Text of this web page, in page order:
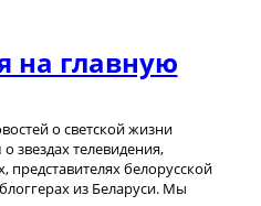
на главную
о светской жизни
звездах телевидения,
представителях белорусской
из Беларуси. Мы